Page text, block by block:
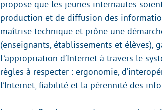
propose que les jeunes internautes
production et de diffusion des
maîtrise technique et prône une
(enseignants, établissements et élèves),
L’appropriation d’Internet à travers le
règles à respecter : ergonomie,
l’Internet, fiabilité et la pérennité des